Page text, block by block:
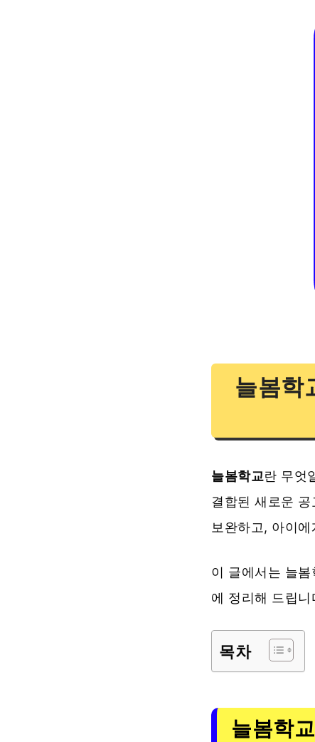
늘봄학
늘봄학교란 무엇
결합된 새로운
보완하고, 아이
이 글에서는 늘봄
에 정리해 드립
목차
늘봄학